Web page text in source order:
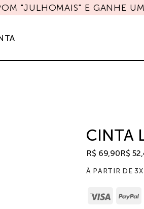
"JULHOMAIS" E GANHE
CINTA
R$ 69,90R$
À PARTIR DE
Visa